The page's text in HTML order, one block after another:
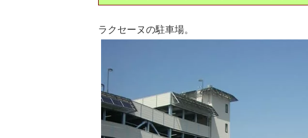
ラクセーヌの駐車場。